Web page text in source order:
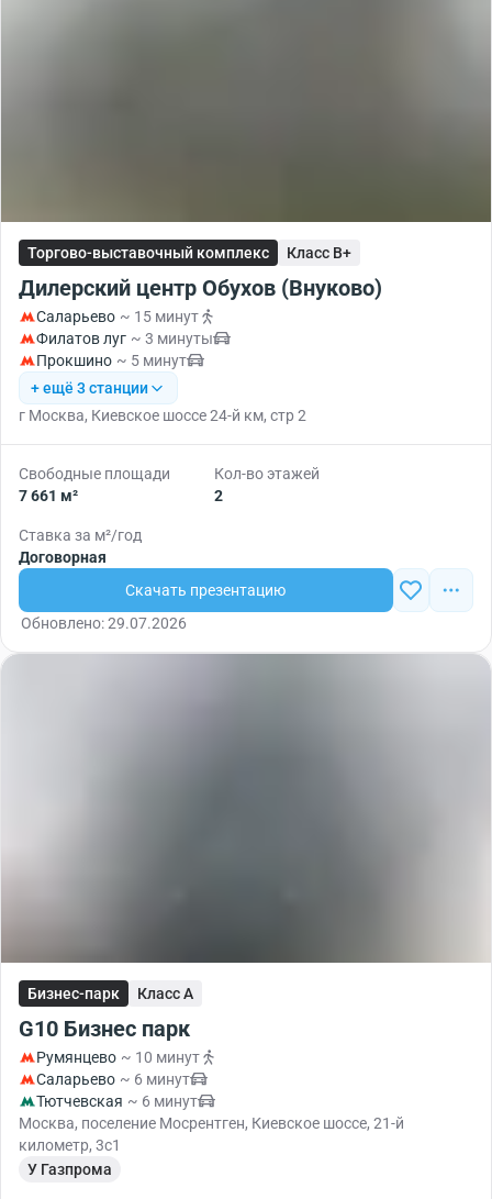
Торгово-выставочный комплекс Класс B+
Дилерский центр Обухов (Внуково)
Саларьево ~ 15 минут
Филатов луг ~ 3 минуты
Прокшино ~ 5 минут
+ ещё 3 станции
г Москва, Киевское шоссе 24-й км, стр 2
Свободные площади
7 661 м²
Кол-во этажей
2
Ставка за м²/год
Договорная
Скачать презентацию
Обновлено: 29.07.2026
Бизнес-парк Класс A
G10 Бизнес парк
Румянцево ~ 10 минут
Саларьево ~ 6 минут
Тютчевская ~ 6 минут
Москва, поселение Мосрентген, Киевское шоссе, 21-й
километр, 3с1
У Газпрома